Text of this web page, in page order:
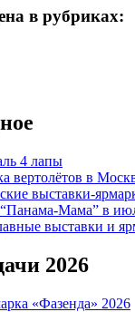
в рубриках:
4 лапы
вертолётов в
выставки-
Мама” в
выставки и
2026
«Фазенда» 2026